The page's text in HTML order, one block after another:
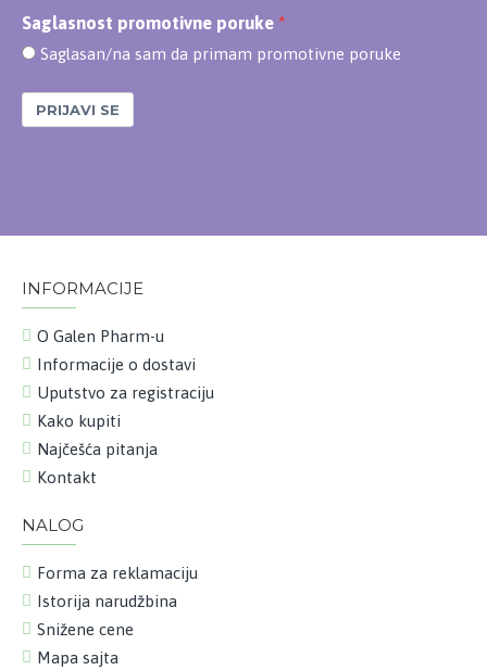
Saglasnost promotivne poruke
Saglasan/na sam da primam promotivne poruke
PRIJAVI SE
INFORMACIJE
O Galen Pharm-u
Informacije o dostavi
Uputstvo za registraciju
Kako kupiti
Najčešća pitanja
Kontakt
NALOG
Forma za reklamaciju
Istorija narudžbina
Snižene cene
Mapa sajta